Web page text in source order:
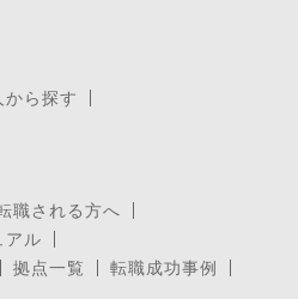
ら探す
職される方へ
アル
拠点一覧
転職成功事例